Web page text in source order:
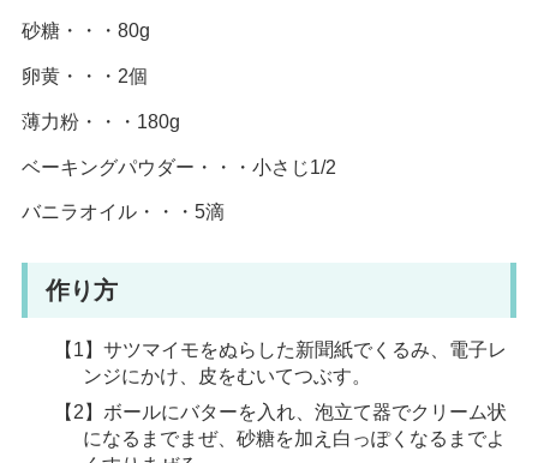
砂糖・・・80g
卵黄・・・2個
薄力粉・・・180g
ベーキングパウダー・・・小さじ1/2
バニラオイル・・・5滴
作り方
【1】サツマイモをぬらした新聞紙でくるみ、電子レ
ンジにかけ、皮をむいてつぶす。
【2】ボールにバターを入れ、泡立て器でクリーム状
になるまでまぜ、砂糖を加え白っぽくなるまでよ